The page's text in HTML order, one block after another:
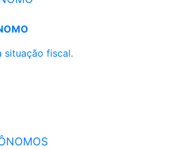
situação fiscal.